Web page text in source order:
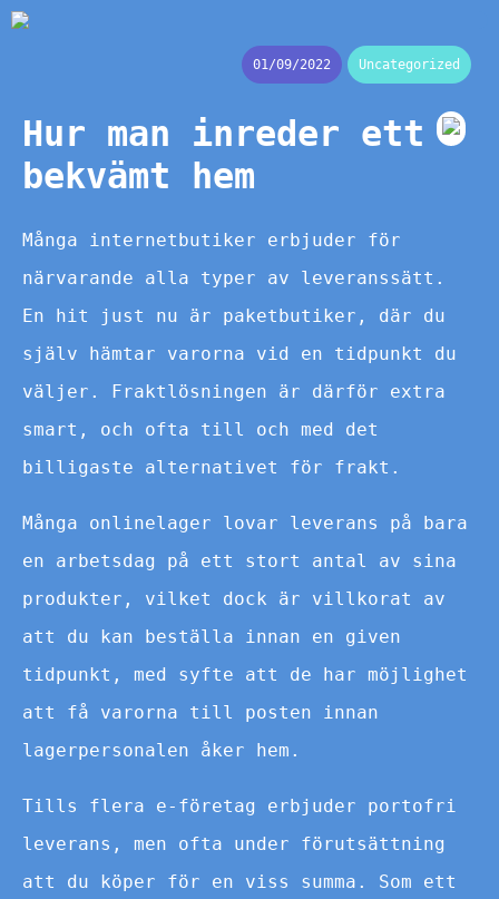
01/09/2022 Uncategorized
Hur man inreder ett
bekvämt hem
Många internetbutiker erbjuder för
närvarande alla typer av leveranssätt.
En hit just nu är paketbutiker, där du
själv hämtar varorna vid en tidpunkt du
väljer. Fraktlösningen är därför extra
smart, och ofta till och med det
billigaste alternativet för frakt.
Många onlinelager lovar leverans på bara
en arbetsdag på ett stort antal av sina
produkter, vilket dock är villkorat av
att du kan beställa innan en given
tidpunkt, med syfte att de har möjlighet
att få varorna till posten innan
lagerpersonalen åker hem.
Tills flera e-företag erbjuder portofri
leverans, men ofta under förutsättning
att du köper för en viss summa. Som ett